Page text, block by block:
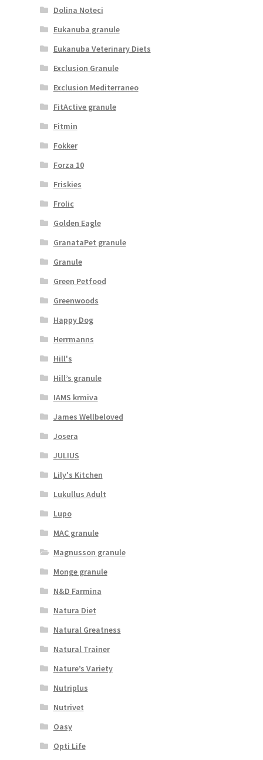
Dolina Noteci
Eukanuba granule
Eukanuba Veterinary Diets
Exclusion Granule
Exclusion Mediterraneo
FitActive granule
Fitmin
Fokker
Forza 10
Friskies
Frolic
Golden Eagle
GranataPet granule
Granule
Green Petfood
Greenwoods
Happy Dog
Herrmanns
Hill's
Hill’s granule
IAMS krmiva
James Wellbeloved
Josera
JULIUS
Lily's Kitchen
Lukullus Adult
Lupo
MAC granule
Magnusson granule
Monge granule
N&D Farmina
Natura Diet
Natural Greatness
Natural Trainer
Nature’s Variety
Nutriplus
Nutrivet
Oasy
Opti Life